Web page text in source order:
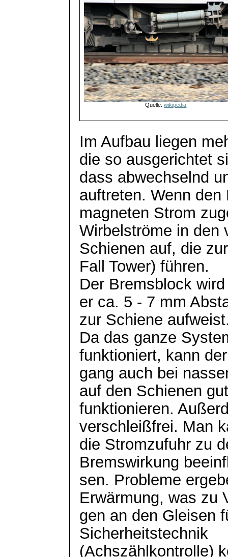
Quelle:wikipedia
Im Aufbau liegen
die so ausgerichtet
dass abwechselnd
auftreten. Wenn den
magneten Strom
Wirbelströme in den
Schienen auf, die
Fall Tower) führen.
Der Bremsblock
er ca. 5 - 7 mm
zur Schiene
Da das ganze
funktioniert, kann
gang auch bei
auf den Schienen gut
funktionieren.
verschleißfrei. Man
die Stromzufuhr zu
Bremswirkung
sen. Probleme
Erwärmung, was zu
gen an den Gleisen
Sicherheitstechnik
(Achszählkontrolle)